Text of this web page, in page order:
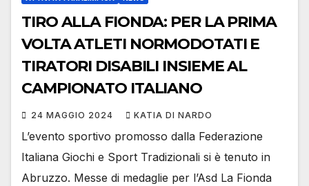
TIRO ALLA FIONDA: PER LA PRIMA
VOLTA ATLETI NORMODOTATI E
TIRATORI DISABILI INSIEME AL
CAMPIONATO ITALIANO
24 MAGGIO 2024 KATIA DI NARDO
L’evento sportivo promosso dalla Federazione
Italiana Giochi e Sport Tradizionali si è tenuto in
Abruzzo. Messe di medaglie per l’Asd La Fionda